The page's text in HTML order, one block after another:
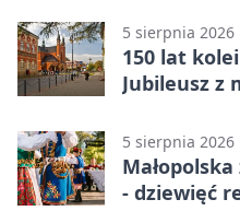
5 sierpnia 2026
150 lat
Jubileusz z
5 sierpnia 2026
- dziewięć